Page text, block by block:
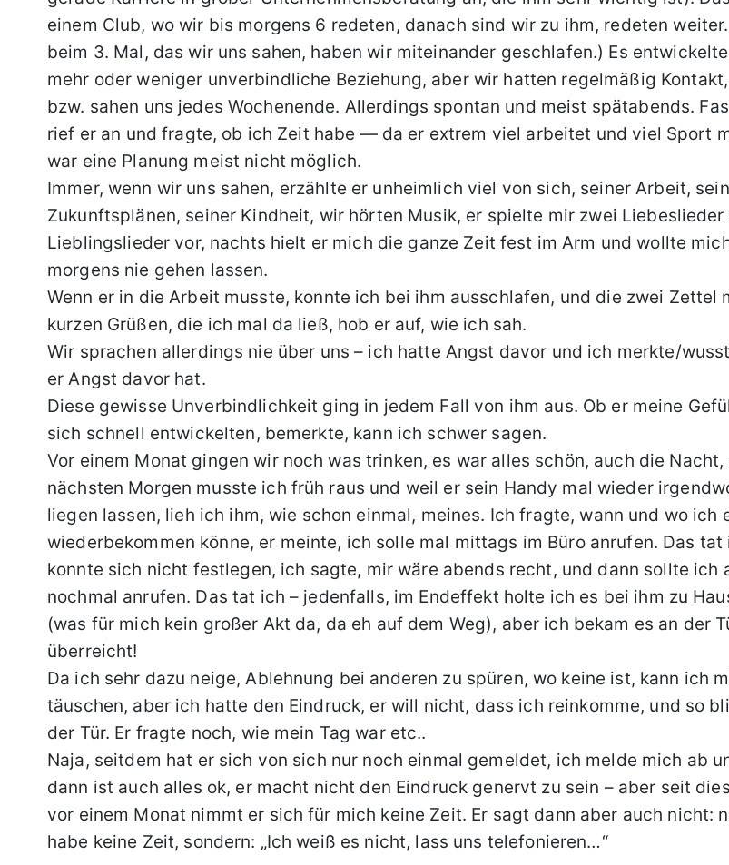
einem Club, wo wir bis morgens 6 redeten, danach sind wir zu ihm, redeten
beim 3. Mal, das wir uns sahen, haben wir miteinander geschlafen.) Es
mehr oder weniger unverbindliche Beziehung, aber wir hatten regelmäßig
bzw. sahen uns jedes Wochenende. Allerdings spontan und meist spätabends.
rief er an und fragte, ob ich Zeit habe — da er extrem viel arbeitet und viel Sport
war eine Planung meist nicht möglich.
Immer, wenn wir uns sahen, erzählte er unheimlich viel von sich, seiner Arbeit,
Zukunftsplänen, seiner Kindheit, wir hörten Musik, er spielte mir zwei Liebeslieder
Lieblingslieder vor, nachts hielt er mich die ganze Zeit fest im Arm und wollte
morgens nie gehen lassen.
Wenn er in die Arbeit musste, konnte ich bei ihm ausschlafen, und die zwei Zettel
kurzen Grüßen, die ich mal da ließ, hob er auf, wie ich sah.
Wir sprachen allerdings nie über uns – ich hatte Angst davor und ich merkte/
er Angst davor hat.
Diese gewisse Unverbindlichkeit ging in jedem Fall von ihm aus. Ob er meine
sich schnell entwickelten, bemerkte, kann ich schwer sagen.
Vor einem Monat gingen wir noch was trinken, es war alles schön, auch die Nacht,
nächsten Morgen musste ich früh raus und weil er sein Handy mal wieder
liegen lassen, lieh ich ihm, wie schon einmal, meines. Ich fragte, wann und wo ich
wiederbekommen könne, er meinte, ich solle mal mittags im Büro anrufen. Das tat
konnte sich nicht festlegen, ich sagte, mir wäre abends recht, und dann sollte ich
nochmal anrufen. Das tat ich – jedenfalls, im Endeffekt holte ich es bei ihm zu
(was für mich kein großer Akt da, da eh auf dem Weg), aber ich bekam es an der
überreicht!
Da ich sehr dazu neige, Ablehnung bei anderen zu spüren, wo keine ist, kann ich
täuschen, aber ich hatte den Eindruck, er will nicht, dass ich reinkomme, und so
der Tür. Er fragte noch, wie mein Tag war etc..
Naja, seitdem hat er sich von sich nur noch einmal gemeldet, ich melde mich ab
dann ist auch alles ok, er macht nicht den Eindruck genervt zu sein – aber seit
vor einem Monat nimmt er sich für mich keine Zeit. Er sagt dann aber auch nicht:
habe keine Zeit, sondern: „Ich weiß es nicht, lass uns telefonieren…“